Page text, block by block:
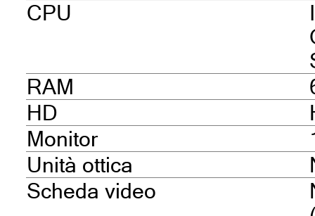
CPU
RAM
HD
Monitor
Unità ottica
Scheda video